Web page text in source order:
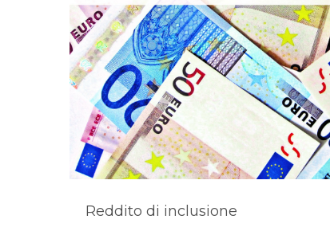
Reddito di inclusione